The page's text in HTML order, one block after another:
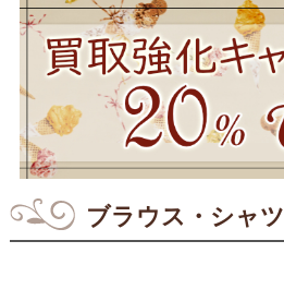
ブラウス・シャツ